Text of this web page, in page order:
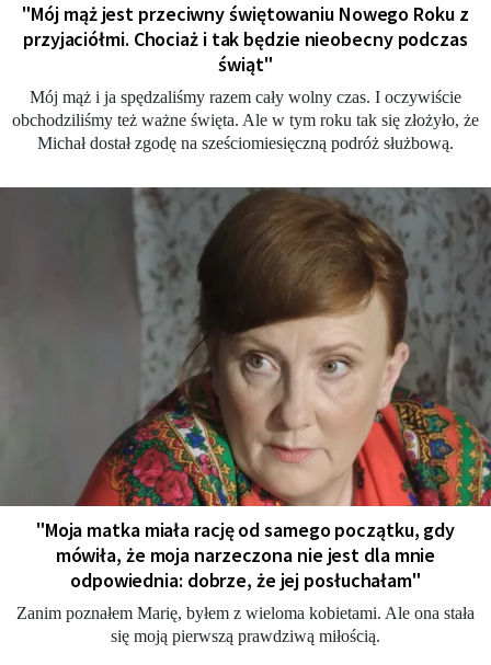
"Mój mąż jest przeciwny świętowaniu Nowego Roku z
przyjaciółmi. Chociaż i tak będzie nieobecny podczas
świąt"
Mój mąż i ja spędzaliśmy razem cały wolny czas. I oczywiście
obchodziliśmy też ważne święta. Ale w tym roku tak się złożyło, że
Michał dostał zgodę na sześciomiesięczną podróż służbową.
"Moja matka miała rację od samego początku, gdy
mówiła, że moja narzeczona nie jest dla mnie
odpowiednia: dobrze, że jej posłuchałam"
Zanim poznałem Marię, byłem z wieloma kobietami. Ale ona stała
się moją pierwszą prawdziwą miłością.